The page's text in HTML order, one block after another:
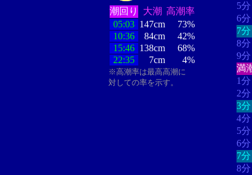
潮回り 大潮 高潮率
05:03 147cm
73%
10:36
84cm
42%
15:46 138cm
68%
22:35
7cm 4%
※高潮率は最高高潮に
対しての率を示す。
5分
6分
7分
8分
9分
満
1分
2分
3分
4分
5分
6分
7分
8分